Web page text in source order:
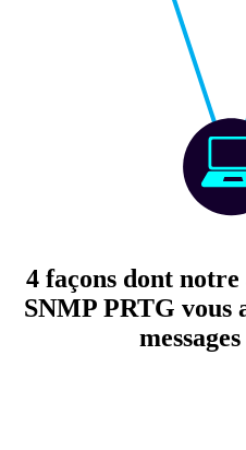
4 façons dont notre
SNMP PRTG vous